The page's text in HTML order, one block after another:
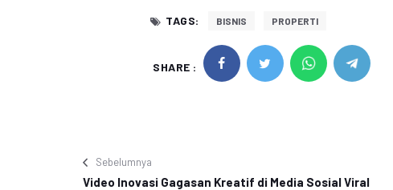
TAGS: BISNIS PROPERTI
SHARE :
Sebelumnya
Video Inovasi Gagasan Kreatif di Media Sosial Viral